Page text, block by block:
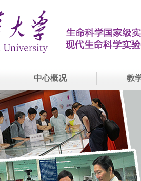
中心概况 教